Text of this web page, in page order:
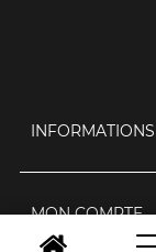
INFORMATIONS
MON COMPTE